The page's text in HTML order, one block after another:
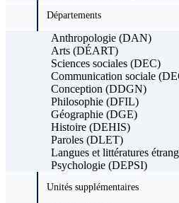
Départements
Anthropologie (DAN)
Arts (DÉART)
Sciences sociales (DEC)
Communication sociale
Conception (DDGN)
Philosophie (DFIL)
Géographie (DGE)
Histoire (DEHIS)
Paroles (DLET)
Langues et littératures
Psychologie (DEPSI)
Unités supplémentaires